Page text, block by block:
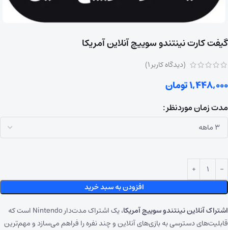
گیفت کارت نینتندو سوییچ آنلاین آمریکا
(دیدگاه کاربر1
)
اشتراک آنلاین نینتندو سوییچ آمریکا
، یک اشتراک مدت‌دار Nintendo است که
قابلیت‌های دسترسی به بازی‌های آنلاین و چند نفره را فراهم می‌سازد و مهم‌ترین
1,448,000تومان
مدت زمان موردنظر
افزودن به سبد خرید